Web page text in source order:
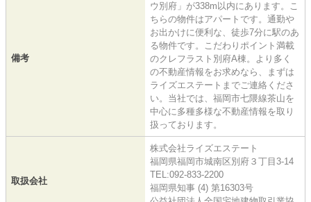
備考
ウ別府」が338m以内にあります。こ
ちらの物件はアパートです。通勤や
お出かけに便利な、徒歩7分に駅のあ
る物件です。こだわりポイント満載
のクレフラスト別府A棟。より多く
の不動産情報をお求めなら、まずは
ライズエステートまでご連絡くださ
い。当社では、福岡市七隈線茶山を
中心に多種多様な不動産情報を取り
扱っております。
取扱会社
株式会社ライズエステート
福岡県福岡市城南区別府３丁目3-14
TEL:092-833-2200
福岡県知事 (4) 第16303号